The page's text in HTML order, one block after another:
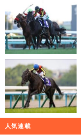
人気連載